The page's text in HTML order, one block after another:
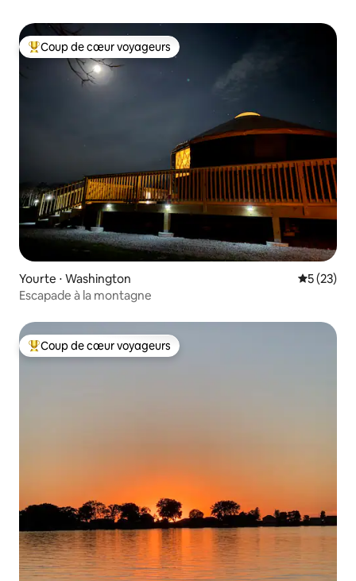
Coups de cœur voyageurs les plus appréciés
Coup de cœur voyageurs
Yourte ⋅ Washington
5 (23)
Escapade à la montagne
Coups de cœur voyageurs les plus appréciés
Coup de cœur voyageurs